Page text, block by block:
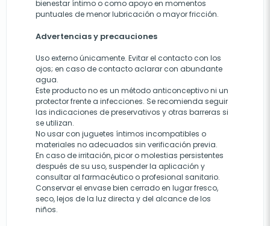
bienestar íntimo o como apoyo en momentos
puntuales de menor lubricación o mayor fricción.
Advertencias y precauciones
Uso externo únicamente. Evitar el contacto con los
ojos; en caso de contacto aclarar con abundante
agua.
Este producto no es un método anticonceptivo ni un
protector frente a infecciones. Se recomienda seguir
las indicaciones de preservativos y otras barreras si
se utilizan.
No usar con juguetes íntimos incompatibles o
materiales no adecuados sin verificación previa.
En caso de irritación, picor o molestias persistentes
después de su uso, suspender la aplicación y
consultar al farmacéutico o profesional sanitario.
Conservar el envase bien cerrado en lugar fresco,
seco, lejos de la luz directa y del alcance de los
niños.